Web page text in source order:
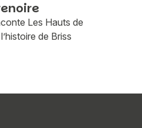
Les Hauts de
de Briss